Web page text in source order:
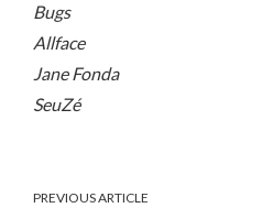
Bugs
Allface
Jane Fonda
SeuZé
PREVIOUS ARTICLE